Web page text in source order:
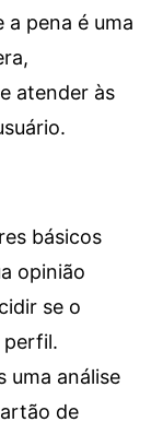
a pena é uma
atender às
básicos
opinião
se o
perfil.
uma análise
de